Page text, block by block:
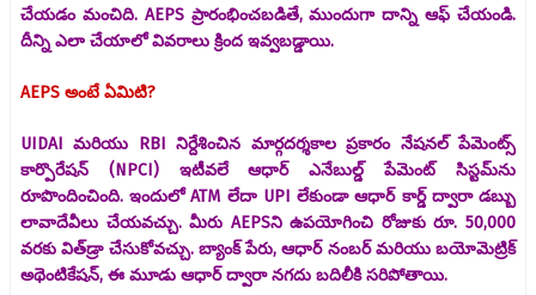
చేయడం మంచిది. AEPS ప్రారంభించబడితే, ముందుగా దాన్ని ఆఫ్ చేయండి.
దీన్ని ఎలా చేయాలో వివరాలు క్రింద ఇవ్వబడ్డాయి.
AEPS అంటే ఏమిటి?
UIDAI మరియు RBI నిర్దేశించిన మార్గదర్శకాల ప్రకారం నేషనల్ పేమెంట్స్
కార్పొరేషన్ (NPCI) ఇటీవలే ఆధార్ ఎనేబుల్డ్ పేమెంట్ సిస్టమ్‌ను
రూపొందించింది. ఇందులో ATM లేదా UPI లేకుండా ఆధార్ కార్డ్ ద్వారా డబ్బు
లావాదేవీలు చేయవచ్చు. మీరు AEPSని ఉపయోగించి రోజుకు రూ. 50,000
వరకు విత్‌డ్రా చేసుకోవచ్చు. బ్యాంక్ పేరు, ఆధార్ నంబర్ మరియు బయోమెట్రిక్
అథెంటికేషన్, ఈ మూడు ఆధార్ ద్వారా నగదు బదిలీకి సరిపోతాయి.